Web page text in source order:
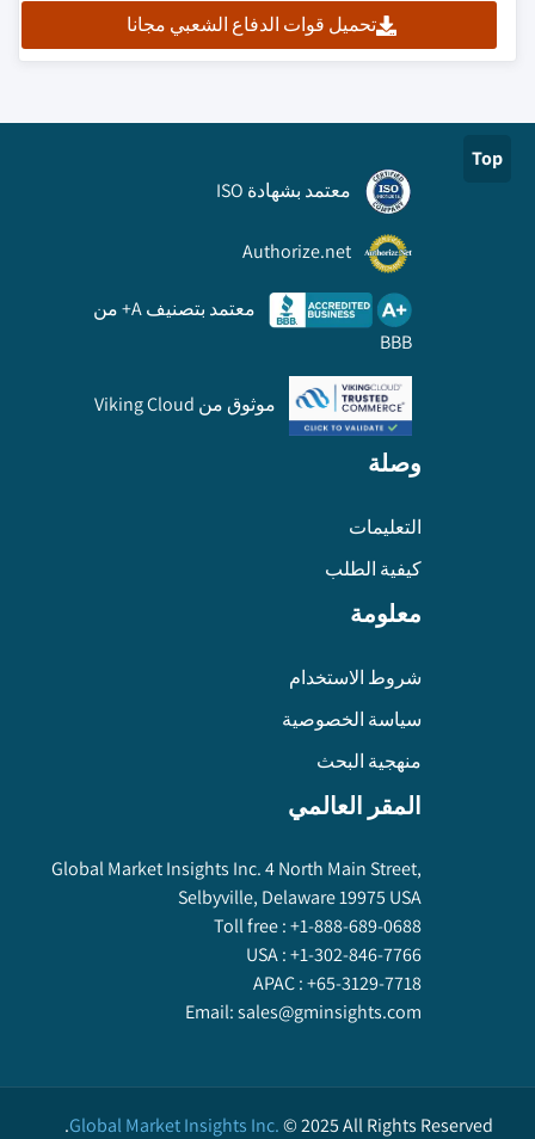
تحميل قوات الدفاع الشعبي مجانا
Top
معتمد بشهادة ISO
Authorize.net
معتمد بتصنيف A+ من
BBB
موثوق من Viking Cloud
وصلة
التعليمات
كيفية الطلب
معلومة
شروط الاستخدام
سياسة الخصوصية
منهجية البحث
المقر العالمي
Global Market Insights Inc. 4 North Main Street,
Selbyville, Delaware 19975 USA
Toll free :+1-888-689-0688
USA :+1-302-846-7766
APAC :+65-3129-7718
Email:sales@gminsights.com
Global Market Insights Inc.©2025All Rights Reserved.